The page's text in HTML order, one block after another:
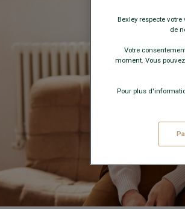
Bexley respecte
de
Votre
moment. Vous
Pour plus